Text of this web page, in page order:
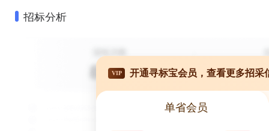
招标分析
VIP 开通寻标宝会员，查看更多招采
单省会员